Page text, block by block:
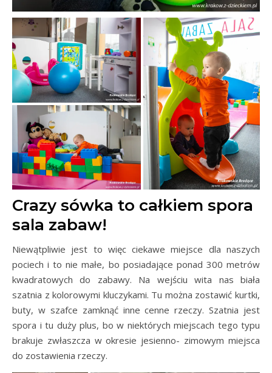
Crazy sówka to całkiem spora
sala zabaw!
Niewątpliwie jest to więc ciekawe miejsce dla naszych
pociech i to nie małe, bo posiadające ponad 300 metrów
kwadratowych do zabawy. Na wejściu wita nas biała
szatnia z kolorowymi kluczykami. Tu można zostawić kurtki,
buty, w szafce zamknąć inne cenne rzeczy. Szatnia jest
spora i tu duży plus, bo w niektórych miejscach tego typu
brakuje zwłaszcza w okresie jesienno- zimowym miejsca
do zostawienia rzeczy.